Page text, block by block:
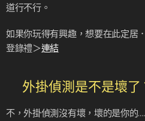
道行不行。
如果你玩得有興趣，想要在此定居
登錄禮＞連結
外掛偵測是不是壞
不，外掛偵測沒有壞，壞的是你的